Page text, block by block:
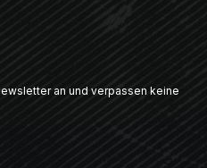
an und verpassen keine